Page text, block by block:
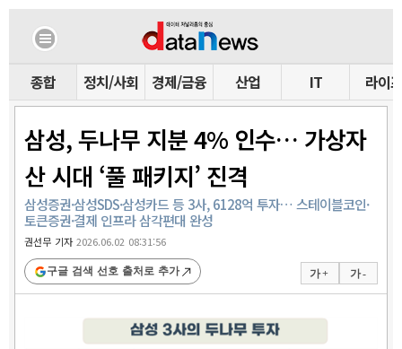
종합 정치/사회 경제/금융 산업 IT 라이프
삼성, 두나무 지분 4% 인수… 가상자
산 시대 ‘풀 패키지’ 진격
삼성증권·삼성SDS·삼성카드 등 3사, 6128억 투자… 스테이블코인·
토큰증권·결제 인프라 삼각편대 완성
권선무 기자2026.06.02 08:31:56
가 + 가 -
구글 검색 선호 출처로 추가